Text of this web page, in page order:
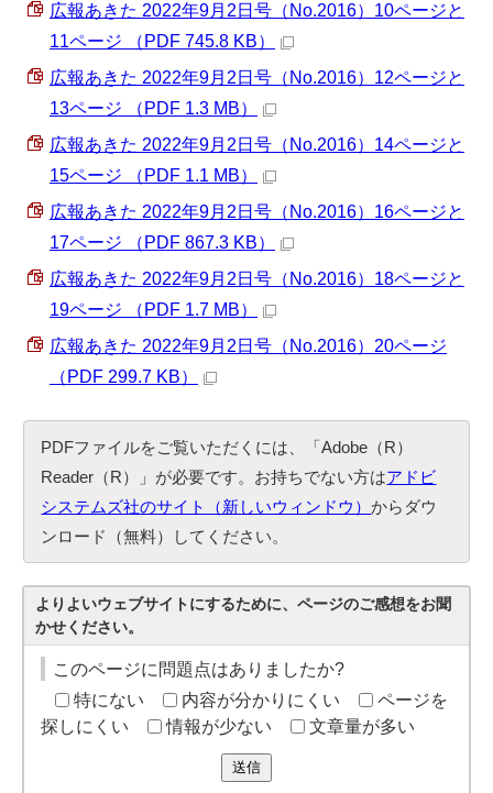
広報あきた 2022年9月2日号（No.2016）10ページと
11ページ （PDF 745.8 KB）
広報あきた 2022年9月2日号（No.2016）12ページと
13ページ （PDF 1.3 MB）
広報あきた 2022年9月2日号（No.2016）14ページと
15ページ （PDF 1.1 MB）
広報あきた 2022年9月2日号（No.2016）16ページと
17ページ （PDF 867.3 KB）
広報あきた 2022年9月2日号（No.2016）18ページと
19ページ （PDF 1.7 MB）
広報あきた 2022年9月2日号（No.2016）20ページ
（PDF 299.7 KB）
PDFファイルをご覧いただくには、「Adobe（R）
Reader（R）」が必要です。お持ちでない方はアドビ
システムズ社のサイト（新しいウィンドウ）からダウ
ンロード（無料）してください。
よりよいウェブサイトにするために、ページのご感想をお聞
かせください。
このページに問題点はありましたか?
特にない
内容が分かりにくい
ページを
探しにくい
情報が少ない 文章量が多い
送信